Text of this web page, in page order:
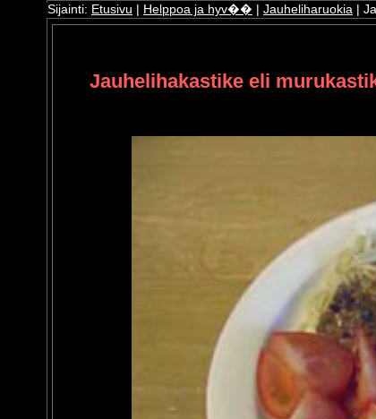
Sijainti: Etusivu Helppoa ja hyv�� Jauheliharuokia |
Jauhelihakastike eli